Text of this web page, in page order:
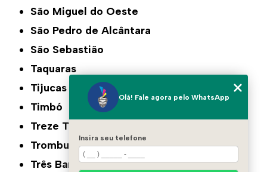
São Miguel do Oeste
São Pedro de Alcântara
São Sebastião
Taquaras
Tijucas
Timbó
Treze Tílias
Trombudo Central
Três Barras
Olá! Fale agora pelo WhatsApp
Insira seu telefone